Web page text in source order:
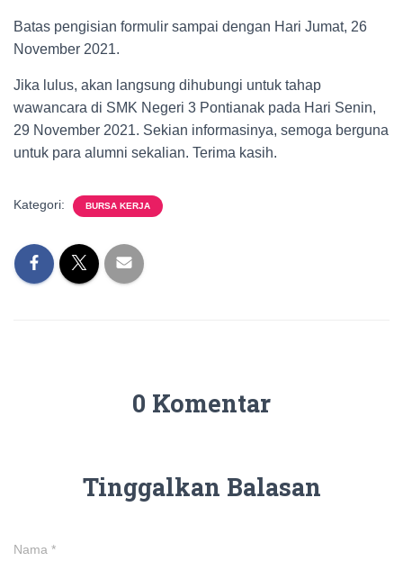
Batas pengisian formulir sampai dengan Hari Jumat, 26
November 2021.
Jika lulus, akan langsung dihubungi untuk tahap
wawancara di SMK Negeri 3 Pontianak pada Hari Senin,
29 November 2021. Sekian informasinya, semoga berguna
untuk para alumni sekalian. Terima kasih.
Kategori: BURSA KERJA
0 Komentar
Tinggalkan Balasan
Nama *